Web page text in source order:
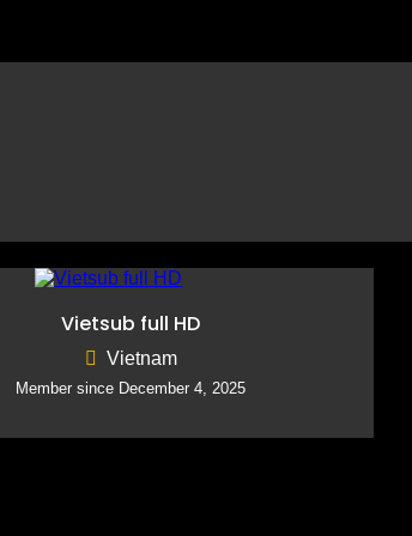
Vietsub full HD
Vietnam
Member since December 4, 2025